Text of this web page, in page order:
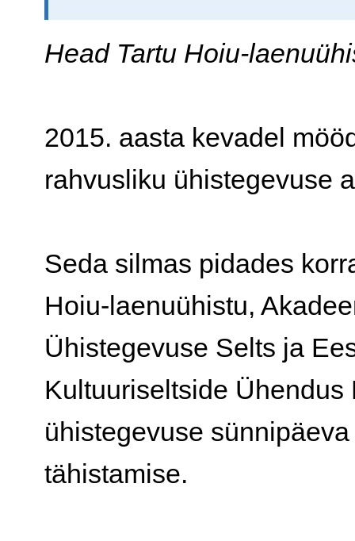
Head Tartu Hoiu-
2015. aasta kevadel
rahvusliku ühistegevuse
Seda silmas pidades
Hoiu-laenuühistu,
Ühistegevuse Selts ja
Kultuuriseltside Ühendus
ühistegevuse
tähistamise.